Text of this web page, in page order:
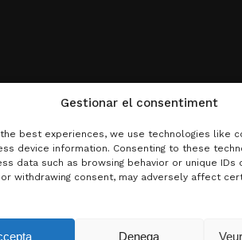
Gestionar el consentiment
best experiences, we use technologies like
device information. Consenting to these
data such as browsing behavior or unique IDs
withdrawing consent, may adversely affect
Denega